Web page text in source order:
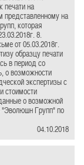
печати на
представленному на
которая
8.
от 05.03.2018г.
образцу печати
в период со
о возможности
экспертизы с
стоимости
о возможной
Групп" по
04.10.2018